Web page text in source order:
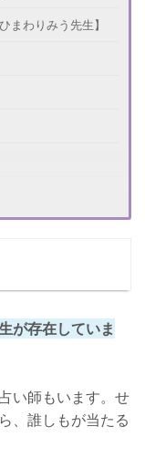
まわりみう先生】
ットの光来早苗先
が存在していま
い師もいます。せ
、誰しもが当たる